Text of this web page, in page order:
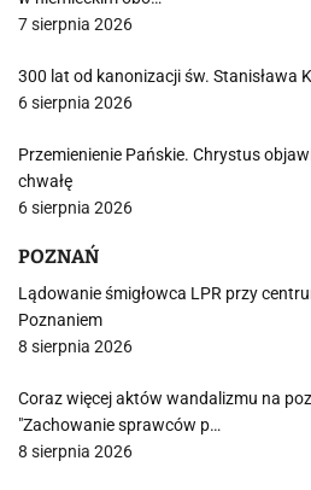
7 sierpnia 2026
300 lat od kanonizacji św. Stanisława
6 sierpnia 2026
Przemienienie Pańskie. Chrystus
chwałę
6 sierpnia 2026
POZNAŃ
Lądowanie śmigłowca LPR przy
Poznaniem
8 sierpnia 2026
Coraz więcej aktów wandalizmu na
"Zachowanie sprawców p…
8 sierpnia 2026